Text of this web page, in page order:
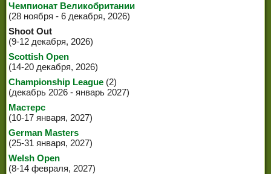
Чемпионат Великобритании
(28 ноября - 6 декабря, 2026)
Shoot Out
(9-12 декабря, 2026)
Scottish Open
(14-20 декабря, 2026)
Championship League (2)
(декабрь 2026 - январь 2027)
Мастерс
(10-17 января, 2027)
German Masters
(25-31 января, 2027)
Welsh Open
(8-14 февраля, 2027)